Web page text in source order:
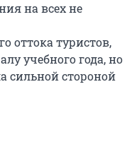
на всех не
оттока туристов,
учебного года, но
сильной стороной